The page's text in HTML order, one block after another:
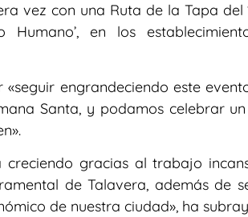
vez con una Ruta de la Tapa del
en los
engrandeciendo este
Santa, y podamos celebrar
gracias al trabajo
de Talavera, además de
de nuestra ciudad», ha